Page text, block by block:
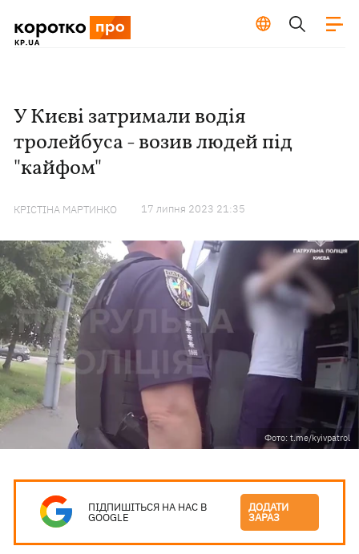
У Києві затримали водія
тролейбуса - возив людей під
"кайфом"
КРІСТІНА МАРТИНКО 17 липня 2023 21:35
Фото: t.me/kyivpatrol
ПІДПИШІТЬСЯ НА НАС В
GOOGLE
ДОДАТИ
ЗАРАЗ